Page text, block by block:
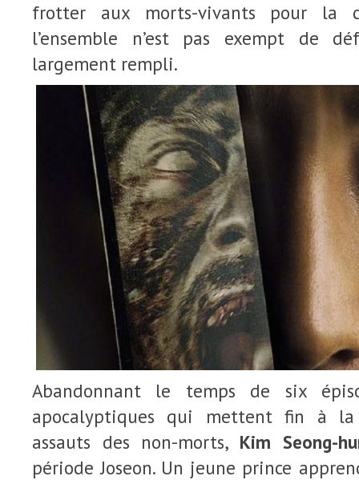
frotter aux morts-vivants pour la
l’ensemble n’est pas exempt de
largement rempli.
Abandonnant le temps de six
apocalyptiques qui mettent fin à
assauts des non-morts, Kim Seong-
période Joseon. Un jeune prince